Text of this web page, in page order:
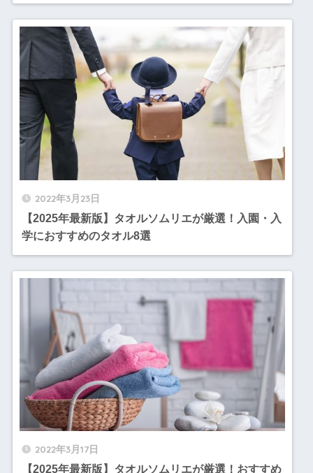
2022年3月23日
【2025年最新版】タオルソムリエが厳選！入園・入
学におすすめのタオル8選
2022年3月17日
【2025年最新版】タオルソムリエが厳選！おすすめ